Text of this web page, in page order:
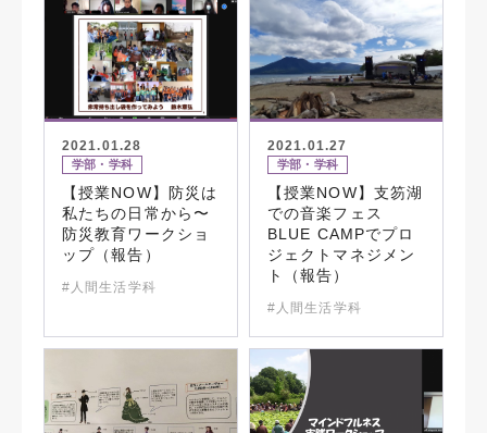
2021.01.28
学部・学科
【授業NOW】防災は
私たちの日常から〜
防災教育ワークショ
ップ（報告）
#人間生活学科
2021.01.27
学部・学科
【授業NOW】支笏湖
での音楽フェス
BLUE CAMPでプロ
ジェクトマネジメン
ト（報告）
#人間生活学科